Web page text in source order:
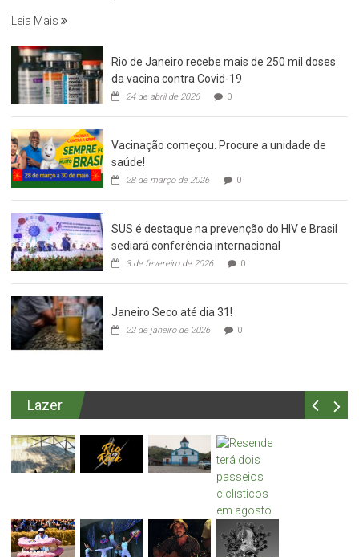
Leia Mais
Rio de Janeiro recebe mais de 250 mil doses
da vacina contra Covid-19
24 de abril de 2026 0
Vacinação começou. Procure a unidade de
saúde!
28 de março de 2026 0
SUS é destaque na prevenção do HIV e Brasil
sediará conferência internacional
3 de fevereiro de 2026 0
Janeiro Seco até dia 31!
22 de janeiro de 2026 0
Lazer